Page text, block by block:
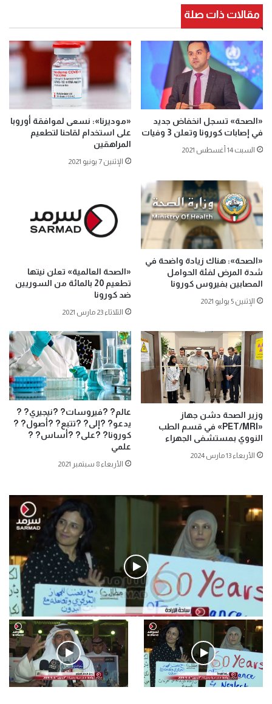
مقالات ذات صلة
«الصحة» تسجل انخفاض جديد
في إصابات كورونا وتعلن 3 وفيات
السبت 14 أغسطس 2021
«موديرنا»: نسعى لموافقة أوروبا
على استخدام لقاحنا لتطعيم
المراهقين
الإثنين 7 يونيو 2021
«الصحة»: هناك زيادة واضحة في
شدة المرض لفئة الحوامل
المصابين بفيروس كورونا
الإثنين 5 يوليو 2021
«الصحة العالمية» تعلن نيتها
تطعيم 20 بالمائة من السوريين
ضد كورونا
الثلاثاء 23 مارس 2021
وزير الصحة دشن جهاز
«PET/MRI» في قسم الطب
النووي بمستشفى الجهراء
الأربعاء 13 مارس 2024
عالم? ?فيروسات? ?نيجيري? ?
يدعو? ?إلى? ?تتبع? ?أصول? ?
كورونا? ?على? ?أساس? ?
علمي
الأربعاء 8 سبتمبر 2021
فيديو
.وقفة احتجاجية رمزية لـ”#البدون” في ساحة الإرادة 4-5-2019.
الأحد 5 مايو 2019